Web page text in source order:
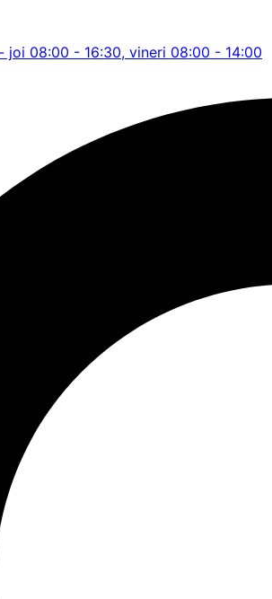
joi 08:00 - 16:30, vineri 08:00 - 14:00